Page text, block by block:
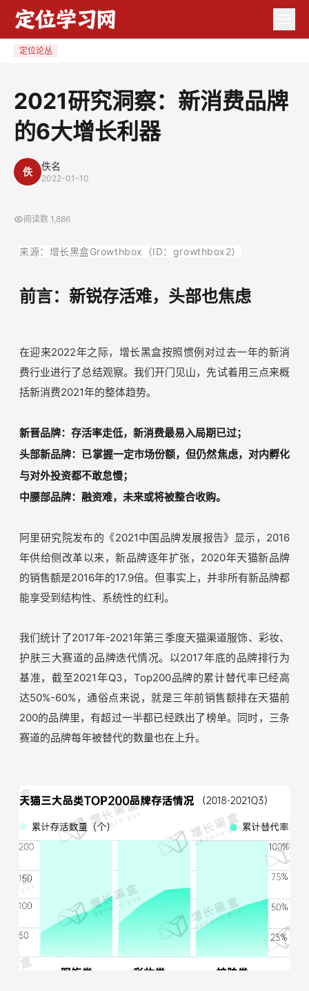
2021
定位论丛
2021研究洞察：新消费品牌
的6大增长利器
佚 佚名
2022-01-10
阅读数 1,886
来源：增长黑盒Growthbox（ID：growthbox2）
前言：新锐存活难，头部也焦虑
在迎来2022年之际，增长黑盒按照惯例对过去一年的新消
费行业进行了总结观察。我们开门见山，先试着用三点来概
括新消费2021年的整体趋势。
新晋品牌：存活率走低，新消费最易入局期已过；
头部新品牌：已掌握一定市场份额，但仍然焦虑，对内孵化
与对外投资都不敢怠慢；
中腰部品牌：融资难，未来或将被整合收购。
阿里研究院发布的《2021中国品牌发展报告》显示，2016
年供给侧改革以来，新品牌逐年扩张，2020年天猫新品牌
的销售额是2016年的17.9倍。但事实上，并非所有新品牌都
能享受到结构性、系统性的红利。
我们统计了2017年-2021年第三季度天猫渠道服饰、彩妆、
护肤三大赛道的品牌迭代情况。以2017年底的品牌排行为
基准，截至2021年Q3，Top200品牌的累计替代率已经高
达50%-60%，通俗点来说，就是三年前销售额排在天猫前
200的品牌里，有超过一半都已经跌出了榜单。同时，三条
赛道的品牌每年被替代的数量也在上升。